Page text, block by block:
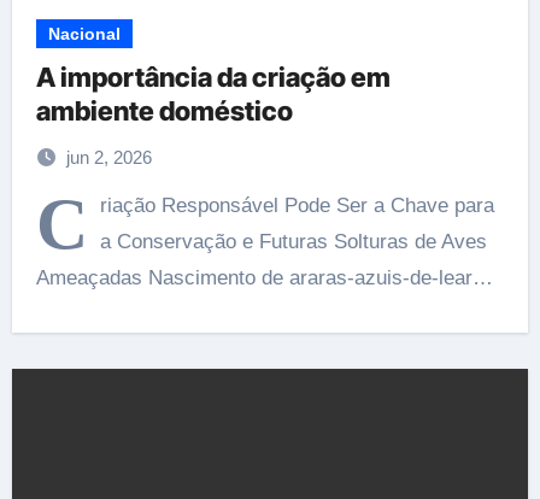
Nacional
A importância da criação em
ambiente doméstico
jun 2, 2026
C
riação Responsável Pode Ser a Chave para
a Conservação e Futuras Solturas de Aves
Ameaçadas Nascimento de araras-azuis-de-lear…